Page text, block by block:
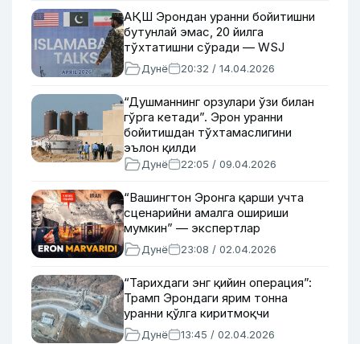
АҚШ Эрондан уранни бойитишни
бутунлай эмас, 20 йилга
тўхтатишни сўради — WSJ
Дунё 20:32 / 14.04.2026
“Душманнинг орзулари ўзи билан
гўрга кетади”. Эрон уранни
бойитишдан тўхтамаслигини
эълон қилди
Дунё 22:05 / 09.04.2026
“Вашингтон Эронга қарши учта
сценарийни амалга ошириши
мумкин” — экспертлар
Дунё 23:08 / 02.04.2026
“Тарихдаги энг қийин операция”:
Трамп Эрондаги ярим тонна
уранни қўлга киритмоқчи
Дунё 13:45 / 02.04.2026